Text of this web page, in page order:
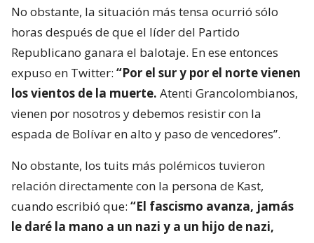
No obstante, la situación más tensa ocurrió sólo
horas después de que el líder del Partido
Republicano ganara el balotaje. En ese entonces
expuso en Twitter: “Por el sur y por el norte vienen
los vientos de la muerte. Atenti Grancolombianos,
vienen por nosotros y debemos resistir con la
espada de Bolívar en alto y paso de vencedores”.
No obstante, los tuits más polémicos tuvieron
relación directamente con la persona de Kast,
cuando escribió que: “El fascismo avanza, jamás
le daré la mano a un nazi y a un hijo de nazi,